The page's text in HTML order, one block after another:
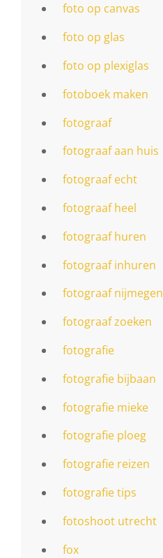
foto op canvas
foto op glas
foto op plexiglas
fotoboek maken
fotograaf
fotograaf aan huis
fotograaf echt
fotograaf heel
fotograaf huren
fotograaf inhuren
fotograaf nijmegen
fotograaf zoeken
fotografie
fotografie bijbaan
fotografie mieke
fotografie ploeg
fotografie reizen
fotografie tips
fotoshoot utrecht
fox